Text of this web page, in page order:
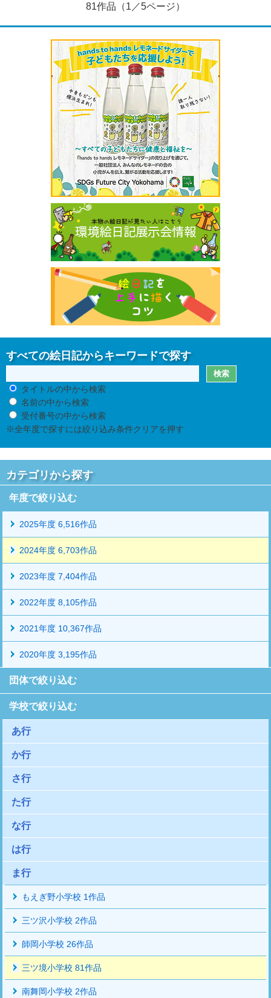
81作品（1／5ページ）
すべての絵日記からキーワードで探す
タイトルの中から検索
名前の中から検索
受付番号の中から検索
※全年度で探すには絞り込み条件クリアを押す
カテゴリから探す
年度で絞り込む
2025年度 6,516作品
2024年度 6,703作品
2023年度 7,404作品
2022年度 8,105作品
2021年度 10,367作品
2020年度 3,195作品
団体で絞り込む
学校で絞り込む
あ行
か行
さ行
た行
な行
は行
ま行
もえぎ野小学校 1作品
三ツ沢小学校 2作品
師岡小学校 26作品
三ツ境小学校 81作品
南舞岡小学校 2作品